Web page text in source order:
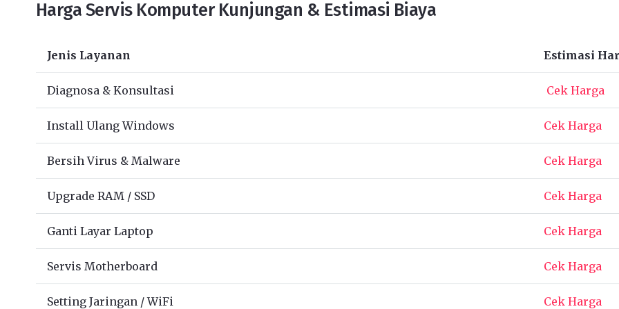
Harga Servis Komputer Kunjungan & Estimasi Biaya
Jenis Layanan Estimasi
Diagnosa & Konsultasi Cek Harga
Install Ulang Windows Cek Harga
Bersih Virus & Malware Cek Harga
Upgrade RAM / SSD Cek Harga
Ganti Layar Laptop Cek Harga
Servis Motherboard Cek Harga
Setting Jaringan / WiFi Cek Harga